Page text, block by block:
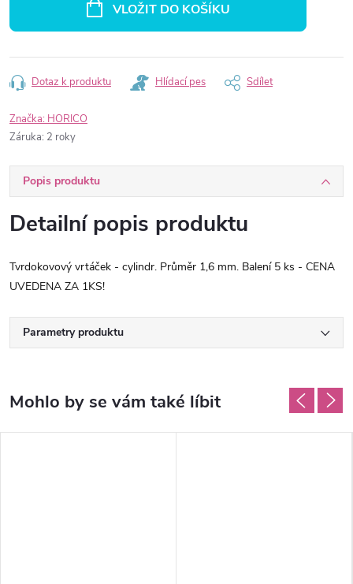
VLOŽIT DO KOŠÍKU
Dotaz k produktu Hlídací pes Sdílet
Značka: HORICO
Záruka: 2 roky
Popis produktu
Detailní popis produktu
Tvrdokovový vrtáček - cylindr. Průměr 1,6 mm. Balení 5 ks - CENA
UVEDENA ZA 1KS!
Parametry produktu